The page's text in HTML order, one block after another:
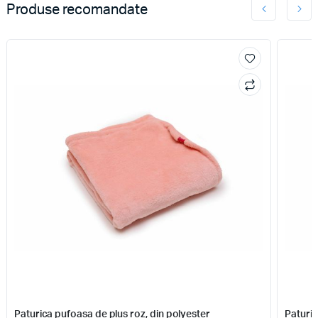
Produse recomandate
Paturica pufoasa de plus roz, din polyester